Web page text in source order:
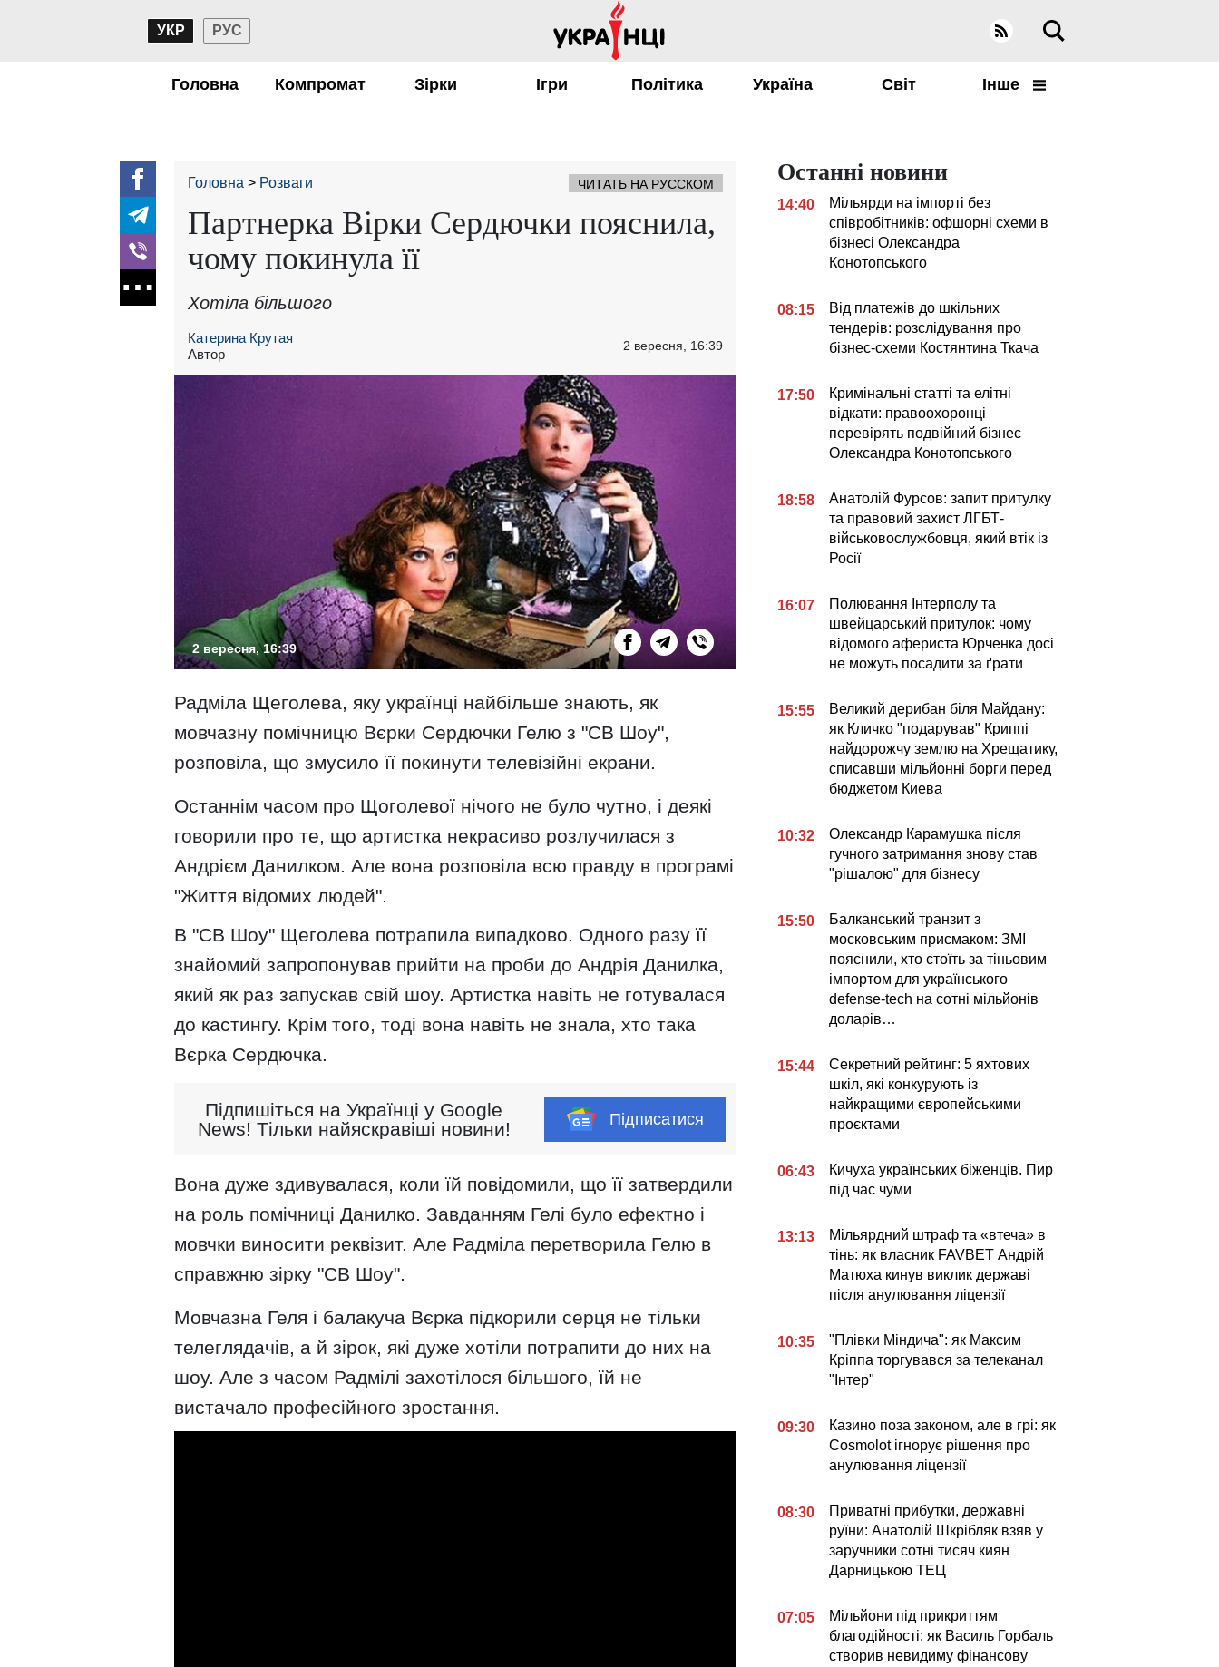
УКР РУС
Головна Компромат Зірки Ігри Політика Україна Світ Інше
Головна Розваги ЧИТАТЬ НА РУССКОМ
Партнерка Вірки Сердючки пояснила,
чому покинула її
Хотіла більшого
Катерина Крутая
Автор
2 вересня, 16:39
2 вересня, 16:39
Радміла Щеголева, яку українці найбільше знають, як
мовчазну помічницю Вєрки Сердючки Гелю з "СВ Шоу",
розповіла, що змусило її покинути телевізійні екрани.
Останнім часом про Щоголевої нічого не було чутно, і деякі
говорили про те, що артистка некрасиво розлучилася з
Андрієм Данилком. Але вона розповіла всю правду в програмі
"Життя відомих людей".
В "СВ Шоу" Щеголева потрапила випадково. Одного разу її
знайомий запропонував прийти на проби до Андрія Данилка,
який як раз запускав свій шоу. Артистка навіть не готувалася
до кастингу. Крім того, тоді вона навіть не знала, хто така
Вєрка Сердючка.
Підпишіться на Українці у Google
News! Тільки найяскравіші новини!
Підписатися
Вона дуже здивувалася, коли їй повідомили, що її затвердили
на роль помічниці Данилко. Завданням Гелі було ефектно і
мовчки виносити реквізит. Але Радміла перетворила Гелю в
справжню зірку "СВ Шоу".
Мовчазна Геля і балакуча Вєрка підкорили серця не тільки
телеглядачів, а й зірок, які дуже хотіли потрапити до них на
шоу. Але з часом Радмілі захотілося більшого, їй не
вистачало професійного зростання.
Останні новини
14:40
Мільярди на імпорті без
співробітників: офшорні схеми в
бізнесі Олександра
Конотопського
08:15
Від платежів до шкільних
тендерів: розслідування про
бізнес-схеми Костянтина Ткача
17:50
Кримінальні статті та елітні
відкати: правоохоронці
перевірять подвійний бізнес
Олександра Конотопського
18:58
Анатолій Фурсов: запит притулку
та правовий захист ЛГБТ-
військовослужбовця, який втік із
Росії
16:07
Полювання Інтерполу та
швейцарський притулок: чому
відомого афериста Юрченка досі
не можуть посадити за ґрати
15:55
Великий дерибан біля Майдану:
як Кличко "подарував" Криппі
найдорожчу землю на Хрещатику,
списавши мільйонні борги перед
бюджетом Киева
10:32
Олександр Карамушка після
гучного затримання знову став
"рішалою" для бізнесу
15:50
Балканський транзит з
московським присмаком: ЗМІ
пояснили, хто стоїть за тіньовим
імпортом для українського
defense-tech на сотні мільйонів
доларів…
15:44
Секретний рейтинг: 5 яхтових
шкіл, які конкурують із
найкращими європейськими
проєктами
06:43
Кичуха українських біженців. Пир
під час чуми
13:13
Мільярдний штраф та «втеча» в
тінь: як власник FAVBET Андрій
Матюха кинув виклик державі
після анулювання ліцензії
10:35
"Плівки Міндича": як Максим
Кріппа торгувався за телеканал
"Інтер"
09:30
Казино поза законом, але в грі: як
Cosmolot ігнорує рішення про
анулювання ліцензії
08:30
Приватні прибутки, державні
руїни: Анатолій Шкрібляк взяв у
заручники сотні тисяч киян
Дарницькою ТЕЦ
07:05
Мільйони під прикриттям
благодійності: як Василь Горбаль
створив невидиму фінансову